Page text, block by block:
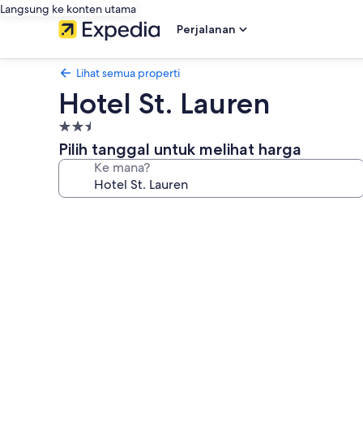
Langsung ke konten utama
Perjalanan
Lihat semua properti
Hotel St. Lauren
Properti
bintang
2.5
Pilih tanggal untuk melihat harga
Ke mana?